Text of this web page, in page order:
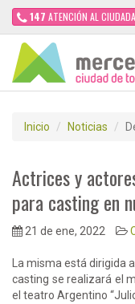
147 ATENCIÓN AL
Inicio Noticias
Actrices y
para casting en
21 de ene, 2022
La misma está dirigida
casting se realizará el
el teatro Argentino